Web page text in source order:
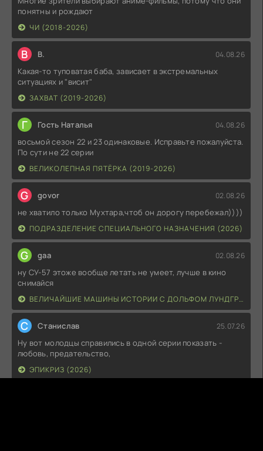
понятны и рождают
ЧИ (2018-2026)
В В. 04.08.26
Какая-то туповатая баба, зависает в экстремальных
ситуациях и "висит"
ЗАХВАТ (2019-2026)
Г Гость Наталья 04.08.26
восьмой сезон 22 и 23 одинаковые. Исправьте пожалуйста.
По сути не 22 серии
ВЕЛИКОЛЕПНАЯ ПЯТЁРКА (2019-2026)
G govor 02.08.26
не хватило только Мухтара,чтоб он дорогу перебежал))))
ПОДРАЗДЕЛЕНИЕ СПЕЦИАЛЬНОГО НАЗНАЧЕНИЯ (2026)
G gaa 02.08.26
ну СУ-57 этоже вообще летать не умеет, лучше в кино
снимайся
ВЕЛИЧАЙШИЕ МАШИНЫ ИСТОРИИ С ДОЛЬФОМ ЛУНДГРЕНОМ (2026)
С Станислав 25.07.26
Ну вот молодцы справились в одной серии показать -
любовь, предательство,
ЭПИКРИЗ (2026)